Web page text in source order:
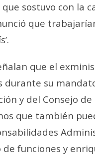
sostuvo con la
que
que el
durante su
y del Consejo
que también
de funciones y